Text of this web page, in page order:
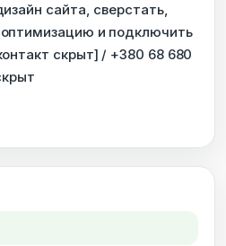
сайта, сверстать,
и подключить
скрыт] / +380 68 680